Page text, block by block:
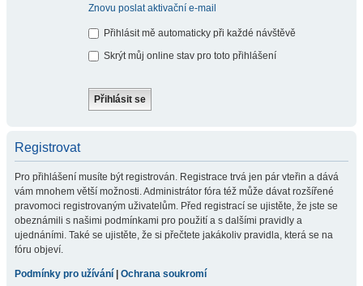
Znovu poslat aktivační e-mail
Přihlásit mě automaticky při každé návštěvě
Skrýt můj online stav pro toto přihlášení
Registrovat
Pro přihlášení musíte být registrován. Registrace trvá jen pár vteřin a dává
vám mnohem větší možnosti. Administrátor fóra též může dávat rozšířené
pravomoci registrovaným uživatelům. Před registrací se ujistěte, že jste se
obeznámili s našimi podmínkami pro použití a s dalšími pravidly a
ujednáními. Také se ujistěte, že si přečtete jakákoliv pravidla, která se na
fóru objeví.
Podmínky pro užívání Ochrana soukromí